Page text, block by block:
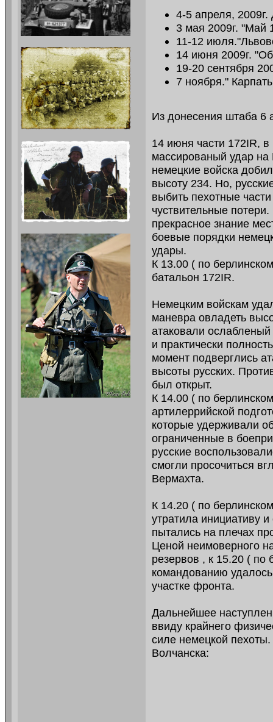
4-5 апреля,
3 мая 2009г. "Май
11-12
14 июня 2009г.
19-20 сентября
7 ноября."
Из донесения штаба 6
14 июня части 172IR,
массированый удар
немецкие войска
высоту 234. Но,
выбить пехотные
чуствительные
прекрасное знание
боевые порядки
удары.
К 13.00 ( по
батальон 172IR.
Немецким войскам
маневра овладеть
атаковали
и практически
момент подверглись
высоты русских.
был открыт.
К 14.00 ( по
артилеррийской
которые удерживали
ограниченные в
русские
смогли просочиться
Вермахта.
К 14.20 ( по
утратила инициативу
пытались на плечах
Ценой неимоверного
резервов , к 15.20 ( по
командованию
участке фронта.
Дальнейшее
ввиду крайнего
силе немецкой
Волчанска: